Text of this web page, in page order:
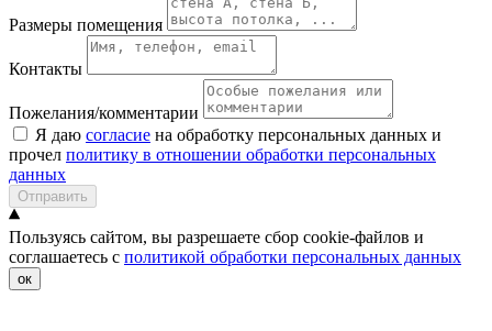
Размеры помещения
Контакты
Пожелания/комментарии
Я даю согласие на обработку персональных данных и
прочел политику в отношении обработки персональных
данных
Отправить
Пользуясь сайтом, вы разрешаете сбор cookie-файлов и
соглашаетесь с политикой обработки персональных данных
ок